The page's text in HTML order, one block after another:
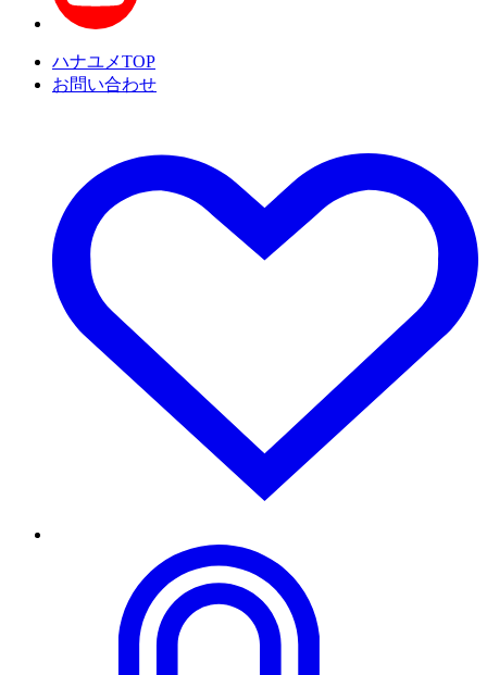
ハナユメTOP
お問い合わせ